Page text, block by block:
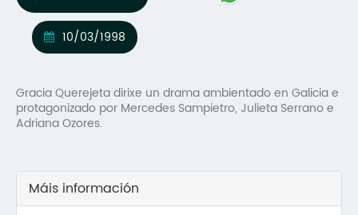
O
10/03/1998
Gracia Querejeta dirixe un drama ambientado en Galicia e
protagonizado por Mercedes Sampietro, Julieta Serrano e
Adriana Ozores.
Máis información